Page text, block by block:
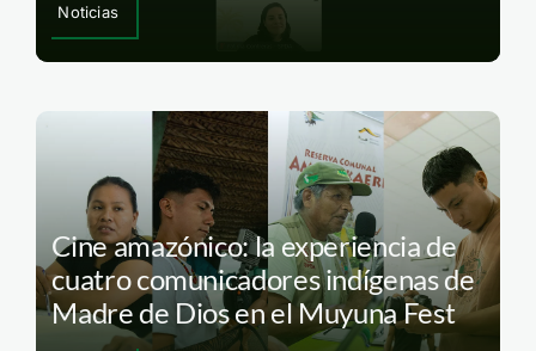
Noticias
Cine amazónico: la experiencia de
cuatro comunicadores indígenas de
Madre de Dios en el Muyuna Fest